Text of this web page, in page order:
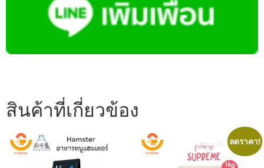
สินค้าที่เกี่ยวข้อง
ลดราคา!